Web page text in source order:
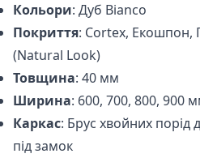
Кольори: Дуб Bianco
Покриття: Cortex, Екошпон,
(Natural Look)
Товщина: 40 мм
Ширина: 600, 700, 800, 900
Каркас: Брус хвойних
під замок